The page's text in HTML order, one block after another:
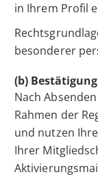
in Ihrem Profil
besonderer
(b)
Nach
Rahmen der
und nutzen
Ihrer